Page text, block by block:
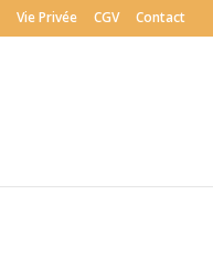
Vie Privée CGV Contact